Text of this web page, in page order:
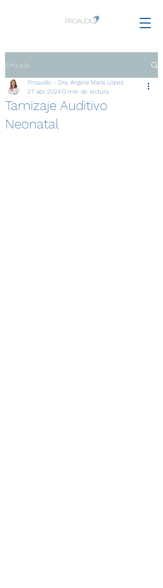
Entrada
Tamizaje Auditivo
Neonatal
Proaudio - Dra. Ángela María López
27 abr 20240 min de lectura